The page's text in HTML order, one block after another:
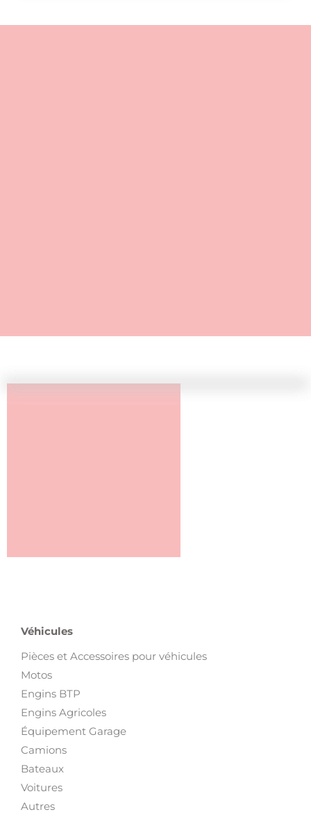
Véhicules
Pièces et Accessoires pour véhicules
Motos
Engins BTP
Engins Agricoles
Équipement Garage
Camions
Bateaux
Voitures
Autres